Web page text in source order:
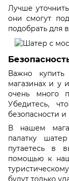
Лучше
они смогут
подобрать для
Важно
магазинах и у
очень много
Убедитесь,
безопасности
В нашем
палатку
путаетесь в
помощью к
будут только